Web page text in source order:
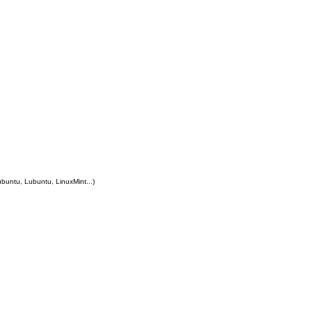
Lubuntu, LinuxMint...)